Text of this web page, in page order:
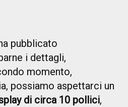
pubblicato
i dettagli,
momento,
possiamo aspettarci un
di circa 10 pollici,